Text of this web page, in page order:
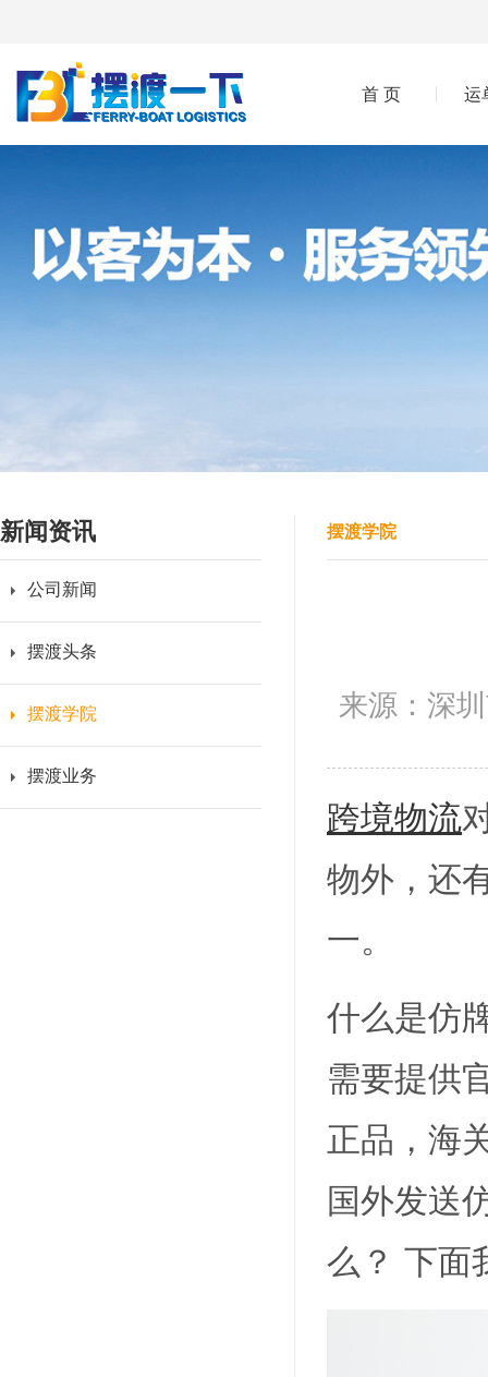
首 页 运
新闻资讯
公司新闻
摆渡头条
摆渡学院
摆渡业务
摆渡学院
来源：深
跨境物流
物外，还
一。
什么是仿
需要提供
正品，海
国外发送
么？ 下面